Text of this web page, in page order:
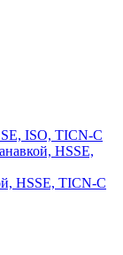
ISO, TICN-C
HSSE,
HSSE, TICN-C